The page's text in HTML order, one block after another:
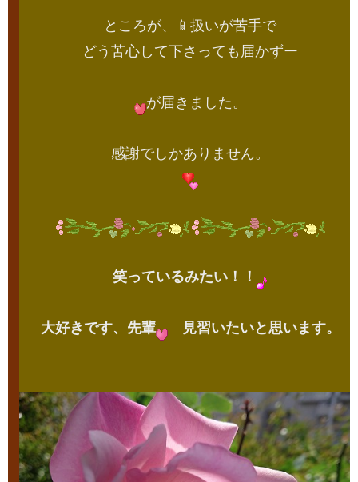
ところが、📱扱いが苦手で
どう苦心して下さっても届かずー
が届きました。
感謝でしかありません。
笑っているみたい！！
大好きです、先輩 見習いたいと思います。